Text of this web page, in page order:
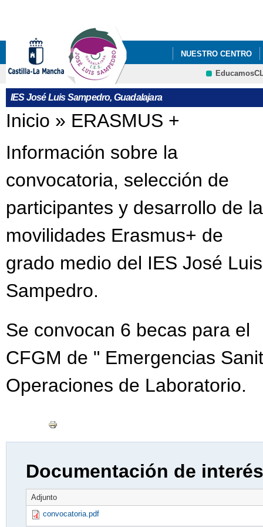
NUESTRO CENTRO
VI PLAN DE ÉXITO
IES José Luis Sampedro, Guadalajara
Se encuentra usted aquí
Inicio » ERASMUS +
Información sobre la
convocatoria, selección de
participantes y desarrollo de
movilidades Erasmus+ de
grado medio del IES José Luis
Sampedro.
Se convocan 6 becas para el
CFGM de " Emergencias
Operaciones de Laboratorio.
Documentación de
Adjunto
convocatoria.pdf